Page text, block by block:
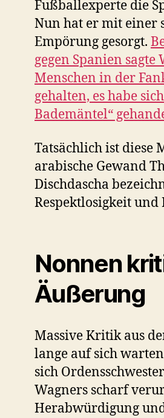
Fußballexperte die
Nun hat er mit einer
Empörung gesorgt.
gegen Spanien
Menschen in der
gehalten, es habe
Bademäntel“
Tatsächlich ist diese
arabische Gewand
Dischdascha
Respektlosigkeit und
Nonnen
Äußerung
Massive Kritik aus
lange auf sich
sich
Wagners scharf
Herabwürdigung